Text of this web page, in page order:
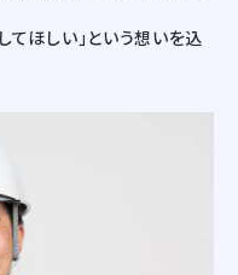
てほしい」という想いを込